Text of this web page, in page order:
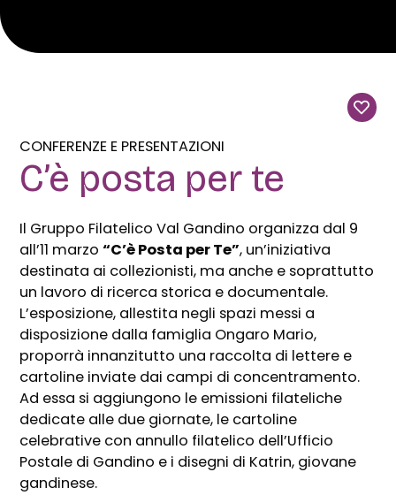
CONFERENZE E PRESENTAZIONI
C’è posta per te
Il Gruppo Filatelico Val Gandino organizza dal 9
all’11 marzo“C’è Posta per Te”, un’iniziativa
destinata ai collezionisti, ma anche e soprattutto
un lavoro di ricerca storica e documentale.
L’esposizione, allestita negli spazi messi a
disposizione dalla famiglia Ongaro Mario,
proporrà innanzitutto una raccolta di lettere e
cartoline inviate dai campi di concentramento.
Ad essa si aggiungono le emissioni filateliche
dedicate alle due giornate, le cartoline
celebrative con annullo filatelico dell’Ufficio
Postale di Gandino e i disegni di Katrin, giovane
gandinese.